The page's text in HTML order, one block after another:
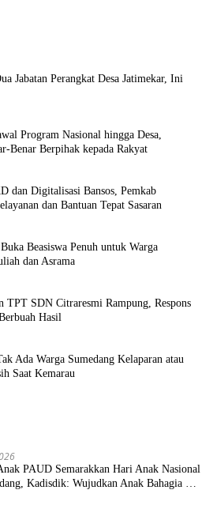
Jabatan Perangkat Desa Jatimekar, Ini
Program Nasional hingga Desa,
Benar Berpihak kepada Rakyat
dan Digitalisasi Bansos, Pemkab
dan Bantuan Tepat Sasaran
Beasiswa Penuh untuk Warga
dan Asrama
TPT SDN Citraresmi Rampung, Respons
Hasil
Ada Warga Sumedang Kelaparan atau
Saat Kemarau
PAUD Semarakkan Hari Anak Nasional
Kadisdik: Wujudkan Anak Bahagia dan